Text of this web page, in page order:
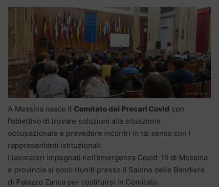
A Messina nasce il Comitato dei Precari Covid con
l’obiettivo di trovare soluzioni alla situazione
occupazionale e prevedere incontri in tal senso con i
rappresentanti istituzionali.
I lavoratori impegnati nell’emergenza Covid-19 di Messina
e provincia si sono riuniti presso il Salone delle Bandiere
di Palazzo Zanca per costituirsi in Comitato.